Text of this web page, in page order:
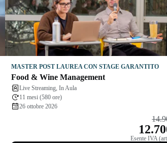
MASTER POST LAUREA CON STAGE GARANTITO
Food & Wine Management
Live Streaming, In Aula
11 mesi (580 ore)
26 ottobre 2026
Esente IVA